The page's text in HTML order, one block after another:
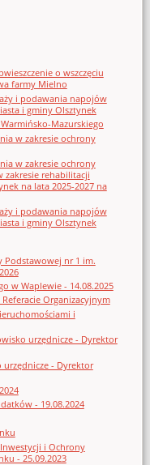
o wszczęciu
farmy Mielno
i podawania napojów
i gminy Olsztynek
Mazurskiego
w zakresie ochrony
w zakresie ochrony
rehabilitacji
na lata 2025-2027 na
i podawania napojów
i gminy Olsztynek
Podstawowej nr 1 im.
w Waplewie - 14.08.2025
Organizacyjnym
i
urzędnicze - Dyrektor
- Dyrektor
- 19.08.2024
i Ochrony
- 25.09.2023